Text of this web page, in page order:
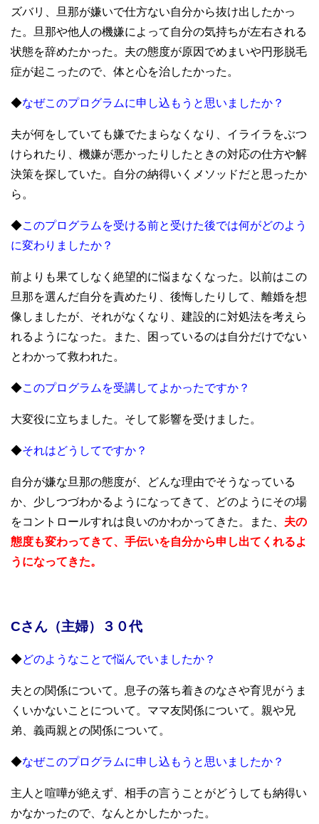
ズバリ、旦那が嫌いで仕方ない自分から抜け出したかっ
た。旦那や他人の機嫌によって自分の気持ちが左右される
状態を辞めたかった。夫の態度が原因でめまいや円形脱毛
症が起こったので、体と心を治したかった。
◆なぜこのプログラムに申し込もうと思いましたか？
夫が何をしていても嫌でたまらなくなり、イライラをぶつ
けられたり、機嫌が悪かったりしたときの対応の仕方や解
決策を探していた。自分の納得いくメソッドだと思ったか
ら。
◆このプログラムを受ける前と受けた後では何がどのよう
に変わりましたか？
前よりも果てしなく絶望的に悩まなくなった。以前はこの
旦那を選んだ自分を責めたり、後悔したりして、離婚を想
像しましたが、それがなくなり、建設的に対処法を考えら
れるようになった。また、困っているのは自分だけでない
とわかって救われた。
◆このプログラムを受講してよかったですか？
大変役に立ちました。そして影響を受けました。
◆それはどうしてですか？
自分が嫌な旦那の態度が、どんな理由でそうなっている
か、少しつづわかるようになってきて、どのようにその場
をコントロールすれは良いのかわかってきた。また、 夫の
態度も変わってきて、手伝いを自分から申し出てくれるよ
うになってきた。
Cさん（主婦）３０代
◆どのようなことで悩んでいましたか？
夫との関係について。息子の落ち着きのなさや育児がうま
くいかないことについて。ママ友関係について。親や兄
弟、義両親との関係について。
◆なぜこのプログラムに申し込もうと思いましたか？
主人と喧嘩が絶えず、相手の言うことがどうしても納得い
かなかったので、なんとかしたかった。